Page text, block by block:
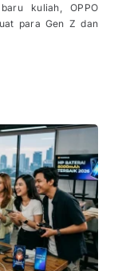
kuliah, OPPO
para Gen Z dan